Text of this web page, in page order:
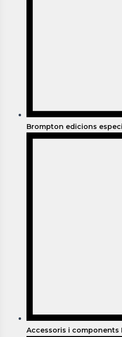
Brompton edicions
Accessoris i components